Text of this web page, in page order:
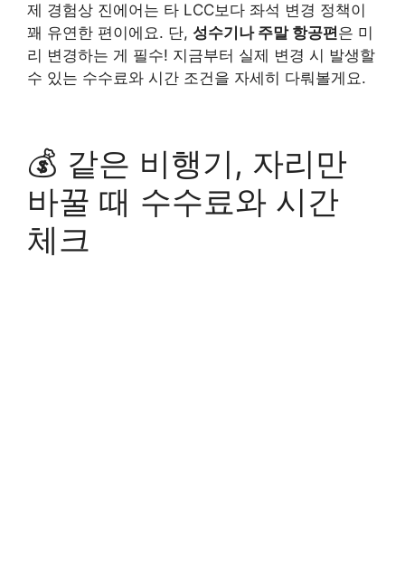
제 경험상 진에어는 타 LCC보다 좌석 변경 정책이
꽤 유연한 편이에요. 단, 성수기나 주말 항공편은 미
리 변경하는 게 필수! 지금부터 실제 변경 시 발생할
수 있는 수수료와 시간 조건을 자세히 다뤄볼게요.
💰 같은 비행기, 자리만
바꿀 때 수수료와 시간
체크